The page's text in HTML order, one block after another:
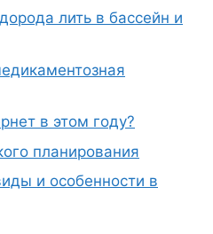
лить в бассейн и
в этом году?
планирования
и особенности в